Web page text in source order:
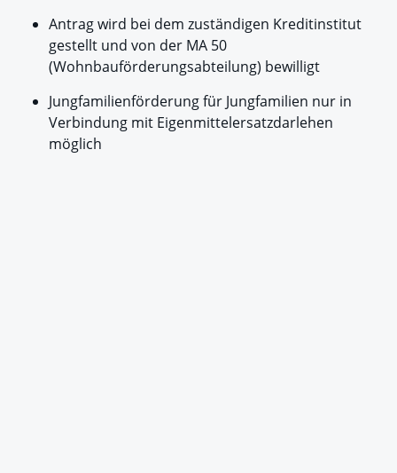
Antrag wird bei dem zuständigen Kreditinstitut
gestellt und von der MA 50
(Wohnbauförderungsabteilung) bewilligt
Jungfamilienförderung für Jungfamilien nur in
Verbindung mit Eigenmittelersatzdarlehen
möglich